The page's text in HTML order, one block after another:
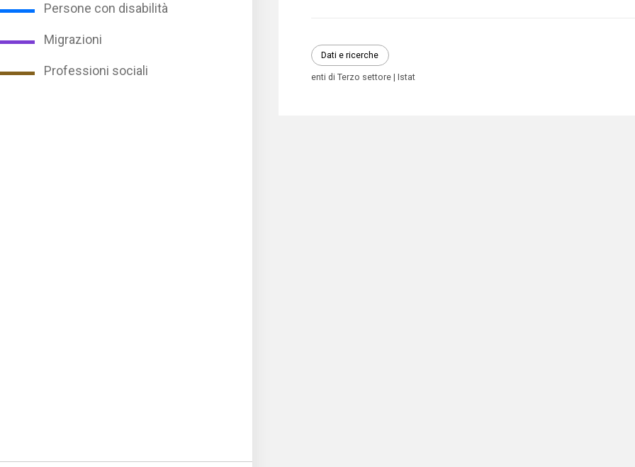
Persone con disabilità
Migrazioni
Professioni sociali
Dati e ricerche
enti di Terzo settore Istat